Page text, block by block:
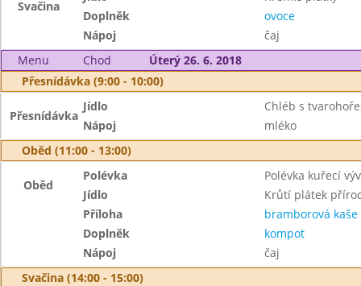
Svačina
Doplněk
ovoce
Nápoj
čaj
Menu
Chod
Úterý 26. 6. 2018
Přesnídávka (9:00 - 10:00)
Přesnídávka
Jídlo
Chléb s
Nápoj
mléko
Oběd (11:00 - 13:00)
Oběd
Polévka
Polévka kuřecí
Jídlo
Krůtí plátek
Příloha
bramborová kaše
Doplněk
kompot
Nápoj
čaj
Svačina (14:00 - 15:00)